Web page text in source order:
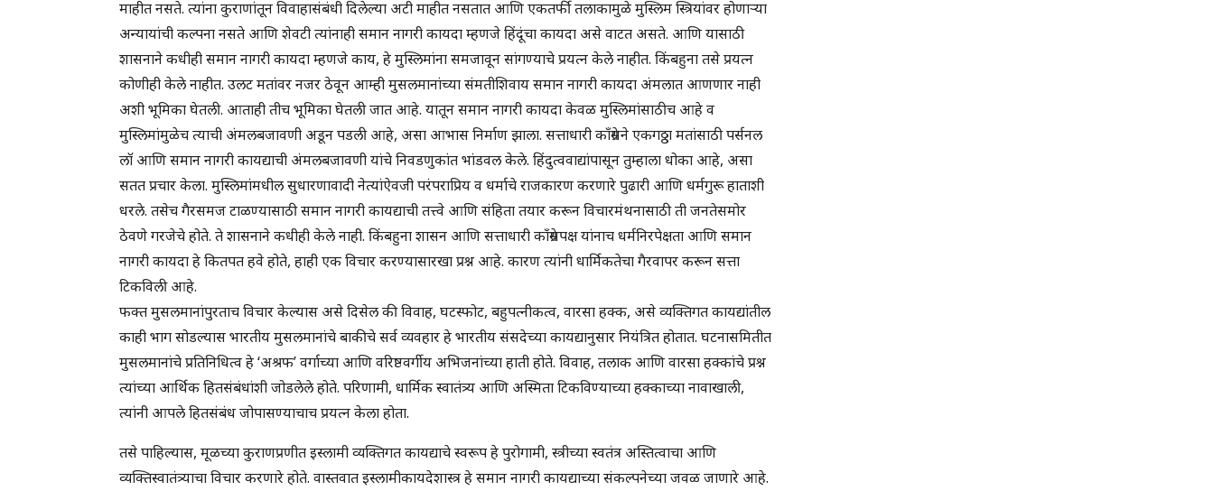
माहीत नसते. त्यांना कुराणांतून विवाहासंबंधी दिलेल्या अटी माहीत नसतात आणि एकतर्फी तलाकामुळे मुस्लिम स्त्रियांवर होणार्‍या
अन्यायांची कल्पना नसते आणि शेवटी त्यांनाही समान नागरी कायदा म्हणजे हिंदूंचा कायदा असे वाटत असते. आणि यासाठी
शासनाने कधीही समान नागरी कायदा म्हणजे काय, हे मुस्लिमांना समजावून सांगण्याचे प्रयत्न केले नाहीत. किंबहुना तसे प्रयत्न
कोणीही केले नाहीत. उलट मतांवर नजर ठेवून आम्ही मुसलमानांच्या संमतीशिवाय समान नागरी कायदा अंमलात आणणार नाही
अशी भूमिका घेतली. आताही तीच भूमिका घेतली जात आहे. यातून समान नागरी कायदा केवळ मुस्लिमांसाठीच आहे व
मुस्लिमांमुळेच त्याची अंमलबजावणी अडून पडली आहे, असा आभास निर्माण झाला. सत्ताधारी काँग्रेसने एकगठ्ठा मतांसाठी पर्सनल
लॉ आणि समान नागरी कायद्याची अंमलबजावणी यांचे निवडणुकांत भांडवल केले. हिंदुत्ववाद्यांपासून तुम्हाला धोका आहे, असा
सतत प्रचार केला. मुस्लिमांमधील सुधारणावादी नेत्यांऐवजी परंपराप्रिय व धर्माचे राजकारण करणारे पुढारी आणि धर्मगुरू हाताशी
धरले. तसेच गैरसमज टाळण्यासाठी समान नागरी कायद्याची तत्त्वे आणि संहिता तयार करून विचारमंथनासाठी ती जनतेसमोर
ठेवणे गरजेचे होते. ते शासनाने कधीही केले नाही. किंबहुना शासन आणि सत्ताधारी काँग्रेसपक्ष यांनाच धर्मनिरपेक्षता आणि समान
नागरी कायदा हे कितपत हवे होते, हाही एक विचार करण्यासारखा प्रश्न आहे. कारण त्यांनी धार्मिकतेचा गैरवापर करून सत्ता
टिकविली आहे.
फक्त मुसलमानांपुरताच विचार केल्यास असे दिसेल की विवाह, घटस्फोट, बहुपत्नीकत्व, वारसा हक्क, असे व्यक्तिगत कायद्यांतील
काही भाग सोडल्यास भारतीय मुसलमानांचे बाकीचे सर्व व्यवहार हे भारतीय संसदेच्या कायद्यानुसार नियंत्रित होतात. घटनासमितीत
मुसलमानांचे प्रतिनिधित्व हे ‘अश्रफ’ वर्गाच्या आणि वरिष्ठवर्गीय अभिजनांच्या हाती होते. विवाह, तलाक आणि वारसा हक्कांचे प्रश्न
त्यांच्या आर्थिक हितसंबंधांशी जोडलेले होते. परिणामी, धार्मिक स्वातंत्र्य आणि अस्मिता टिकविण्याच्या हक्काच्या नावाखाली,
त्यांनी आपले हितसंबंध जोपासण्याचाच प्रयत्न केला होता.
तसे पाहिल्यास, मूळच्या कुराणप्रणीत इस्लामी व्यक्तिगत कायद्याचे स्वरूप हे पुरोगामी, स्त्रीच्या स्वतंत्र अस्तित्वाचा आणि
व्यक्तिस्वातंत्र्याचा विचार करणारे होते. वास्तवात इस्लामीकायदेशास्त्र हे समान नागरी कायद्याच्या संकल्पनेच्या जवळ जाणारे आहे.